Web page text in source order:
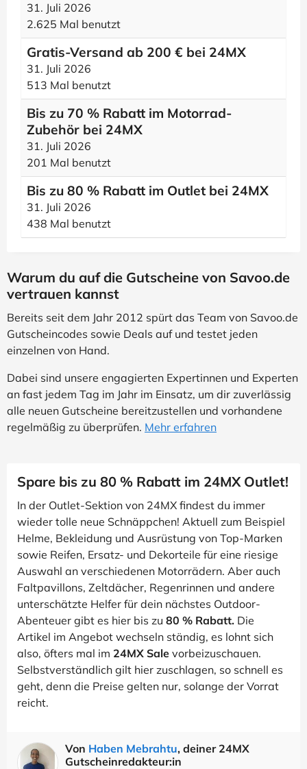
31. Juli 2026
2.625 Mal benutzt
Gratis-Versand ab 200 € bei 24MX
31. Juli 2026
513 Mal benutzt
Bis zu 70 % Rabatt im Motorrad-
Zubehör bei 24MX
31. Juli 2026
201 Mal benutzt
Bis zu 80 % Rabatt im Outlet bei 24MX
31. Juli 2026
438 Mal benutzt
Warum du auf die Gutscheine von Savoo.de
vertrauen kannst
Bereits seit dem Jahr 2012 spürt das Team von Savoo.de
Gutscheincodes sowie Deals auf und testet jeden
einzelnen von Hand.
Dabei sind unsere engagierten Expertinnen und Experten
an fast jedem Tag im Jahr im Einsatz, um dir zuverlässig
alle neuen Gutscheine bereitzustellen und vorhandene
regelmäßig zu überprüfen. Mehr erfahren
Spare bis zu 80 % Rabatt im 24MX Outlet!
In der Outlet-Sektion von 24MX findest du immer
wieder tolle neue Schnäppchen! Aktuell zum Beispiel
Helme, Bekleidung und Ausrüstung von Top-Marken
sowie Reifen, Ersatz- und Dekorteile für eine riesige
Auswahl an verschiedenen Motorrädern. Aber auch
Faltpavillons, Zeltdächer, Regenrinnen und andere
unterschätzte Helfer für dein nächstes Outdoor-
Abenteuer gibt es hier bis zu 80 % Rabatt. Die
Artikel im Angebot wechseln ständig, es lohnt sich
also, öfters mal im 24MX Sale vorbeizuschauen.
Selbstverständlich gilt hier zuschlagen, so schnell es
geht, denn die Preise gelten nur, solange der Vorrat
reicht.
Von Haben Mebrahtu, deiner 24MX
Gutscheinredakteur:in